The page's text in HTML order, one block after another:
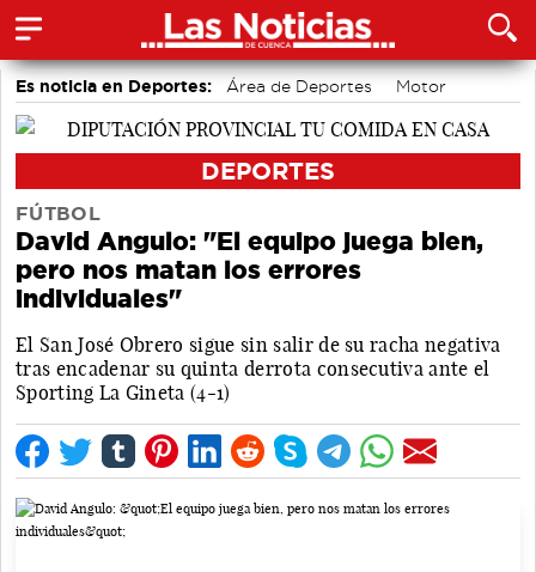
Es noticia en Deportes: Área de Deportes
Motor
Piragüismo
Balonmano
DEPORTES
FÚTBOL
David Angulo: "El equipo juega bien,
pero nos matan los errores
individuales"
El San José Obrero sigue sin salir de su racha negativa
tras encadenar su quinta derrota consecutiva ante el
Sporting La Gineta (4-1)